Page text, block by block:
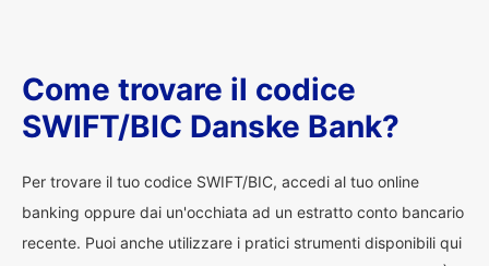
Come trovare il codice
SWIFT/BIC Danske Bank?
Per trovare il tuo codice SWIFT/BIC, accedi al tuo online
banking oppure dai un'occhiata ad un estratto conto bancario
recente. Puoi anche utilizzare i pratici strumenti disponibili qui